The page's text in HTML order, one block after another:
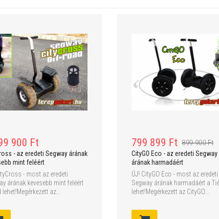
900 Ft
- az eredeti Segway árának
mint feléért
- most az eredeti
árának kevesebb mint feléért
lehet!Megérkezett az...
799 899 Ft 899 900 Ft
CityGO Eco - az eredeti Segway
árának harmadáért
ÚJ! CityGO Eco - most az eredeti
Segway árának harmadáért a
lehet!Megérkezett az CityGO...
2 699 900 Ft
3 199 900 Ft
STEELWORKS PRO 200 cm³
homokfutó
399 900 Ft 449 900
Red Runner 50 cm³ gyerek
terepgokart